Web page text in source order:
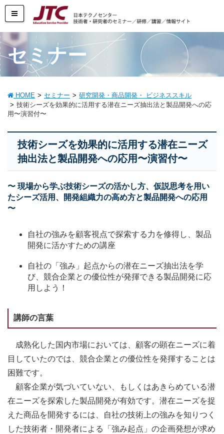
セミナー
HOME セミナー
研究開発・商品開発・ ビジネススキル
技術シーズを効果的に活用する潜在ニーズ抽出法と製品開発への応
用〜演習付〜
技術シーズを効果的に活用する潜在ニーズ
抽出法と製品開発への応用〜演習付〜
〜 現場から学ぶ技術シーズの活かし方、仮説思考を用い
たシーズ活用、開発組織力の高め方と製品開発への応用
〜
自社の強みを顧客視点で探索する力を修得し、製品
開発に活かすための講座
自社の「強み」起点からの潜在ニーズ抽出法を学
び、競合企業との優位性が発揮できる製品開発に応
用しよう！
講師の言葉
成熟化した国内市場においては、顧客の顕在ニーズに着
目していたのでは、競合企業との優位性を発揮することは
困難です。
顧客企業が気づいていない、もしくはあきらめている潜
在ニーズを探索した製品開発が有効です。潜在ニーズを捉
えた商品を開発するには、自社の技術上の強みを知りつく
した技術者・開発者による「強み起点」の企画発想が求め